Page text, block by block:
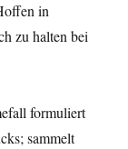
in
zu halten bei
formuliert
sammelt